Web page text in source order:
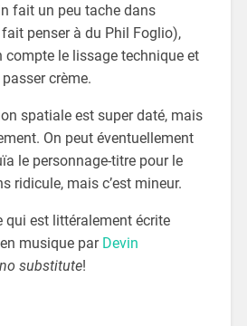
fait un peu tache dans
fait penser à du Phil Foglio),
compte le lissage technique et
crème.
spatiale est super daté, mais
On peut éventuellement
le personnage-titre pour le
ridicule, mais c’est mineur.
qui est littéralement écrite
musique par Devin
substitute!